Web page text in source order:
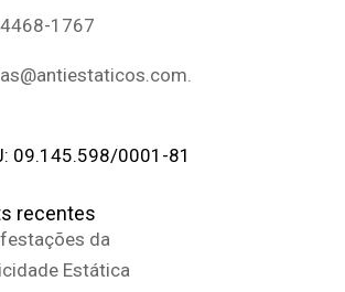
1767
09.145.598/0001-81
recentes
da
Estática